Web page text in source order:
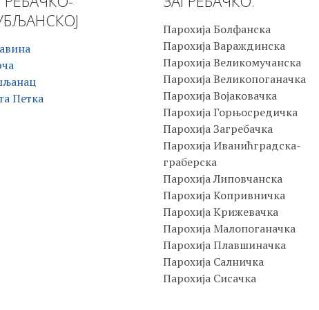
Петка
Парохија Болфанска
Парохија Вараждинска
Парохија Великомучанска
Парохија Великопоганачка
Парохија Војаковачка
Парохија Горњосредичка
Парохија Загребачка
Парохија Иванићградска-
граберска
Парохија Липовчанска
Парохија Копривничка
Парохија Крижевачка
Парохија Малопоганачка
Парохија Плавшиначка
Парохија Салничка
Парохија Сисачка